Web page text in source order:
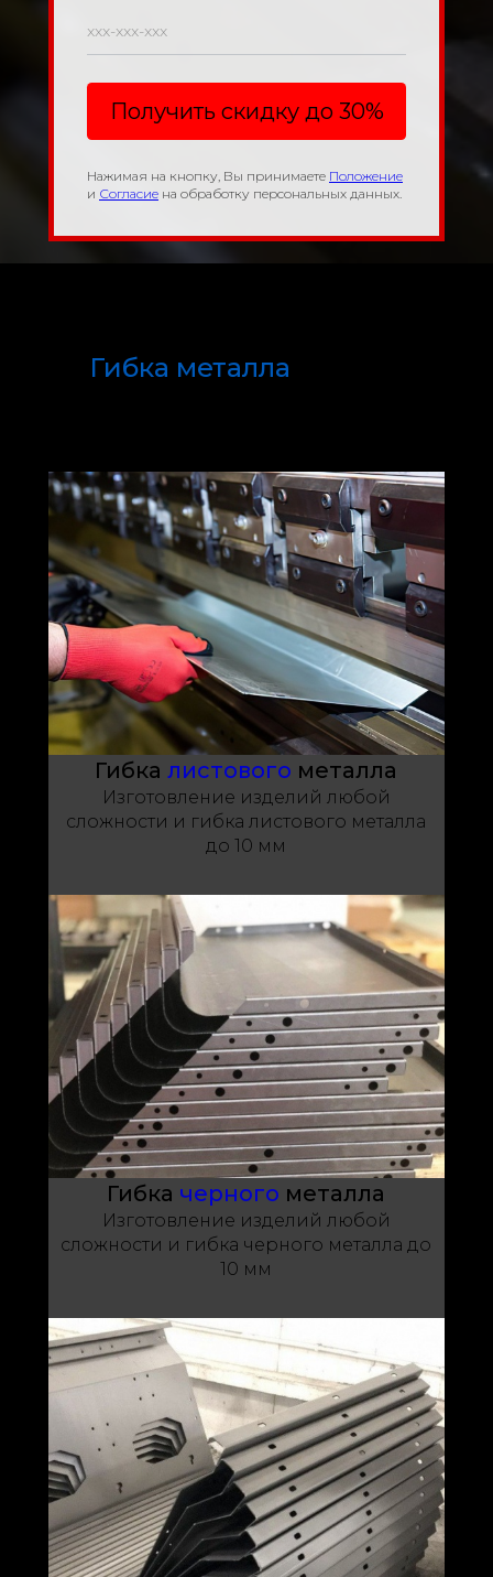
Получить скидку до 30%
Нажимая на кнопку, Вы принимаете Положение
и Согласие на обработку персональных данных.
Гибка металла
Гибкалистового металла
Изготовление изделий любой
сложности и гибка листового металла
до 10 мм
Гибка черного металла
Изготовление изделий любой
сложности и гибка черного металла до
10 мм